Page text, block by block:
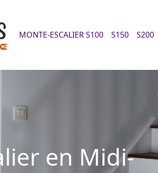
MONTE-ESCALIER S100 S150 S200
en Midi-